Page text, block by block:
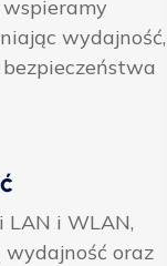
wydajność,
LAN i WLAN,
oraz